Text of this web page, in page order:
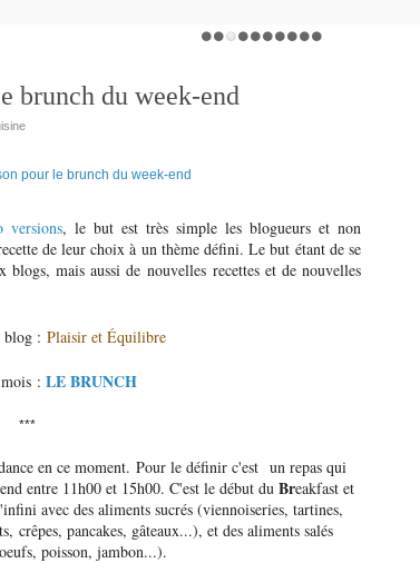
brunch du week-end
versions, le but est très simple les blogueurs et non
de leur choix à un thème défini. Le but étant de se
mais aussi de nouvelles recettes et de nouvelles
blog : Plaisir et Équilibre
: LE BRUNCH
***
en ce moment. Pour le définir c'est un repas qui
entre 11h00 et 15h00. C'est le début du Breakfast et
avec des aliments sucrés (viennoiseries, tartines,
pancakes, gâteaux...), et des aliments salés
poisson, jambon...).